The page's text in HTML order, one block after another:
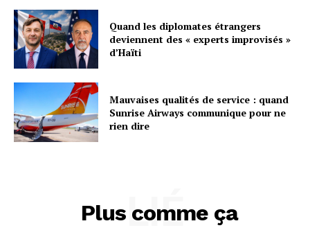
Quand les diplomates étrangers
deviennent des « experts improvisés »
d’Haïti
Mauvaises qualités de service : quand
Sunrise Airways communique pour ne
rien dire
Plus comme ça
LIÉ